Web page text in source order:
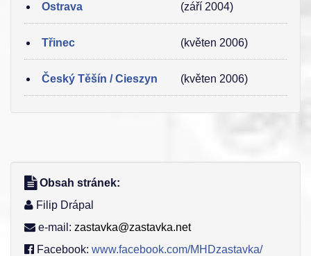
Ostrava (září 2004)
Třinec (květen 2006)
Český Těšín / Cieszyn (květen 2006)
Obsah stránek:
Filip Drápal
e-mail: zastavka@zastavka.net
Facebook: www.facebook.com/MHDzastavka/